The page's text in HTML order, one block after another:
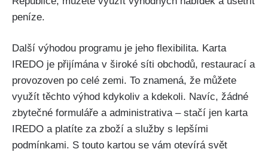
peníze.
Další výhodou programu je jeho flexibilita. Karta
IREDO je přijímána v široké síti obchodů, restaurací a
provozoven po celé zemi. To znamená, že můžete
využít těchto výhod kdykoliv a kdekoli. Navíc, žádné
zbytečné formuláře a administrativa – stačí jen karta
IREDO a platíte za zboží a služby s lepšími
podmínkami. S touto kartou se vám otevírá svět